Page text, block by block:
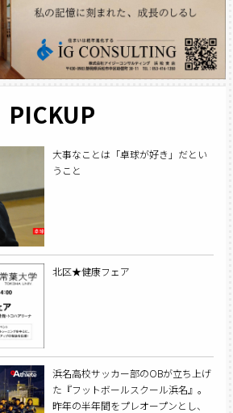
PICKUP
大事なことは「卓球が好き」だとい
うこと
北区★健康フェア
浜名高校サッカー部のOBが立ち上げ
た『フットボールスクール浜名』。
昨年の半年間をプレオープンとし、